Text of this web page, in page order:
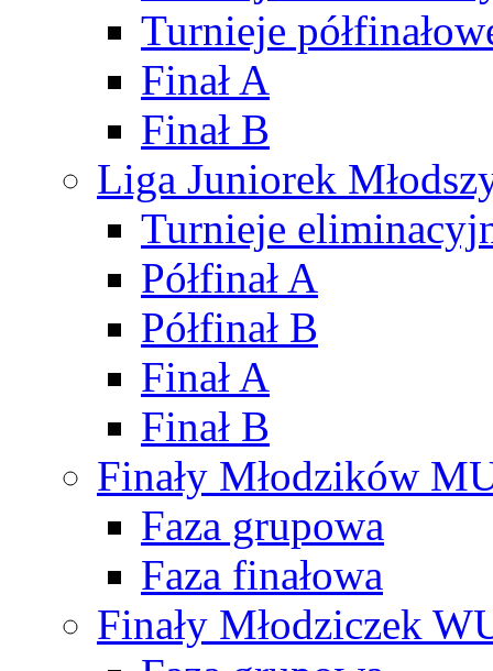
Turnieje
Finał A
Finał B
Liga Juniorek
Turnieje
Półfinał A
Półfinał B
Finał A
Finał B
Finały Młodzików
Faza grupowa
Faza finałowa
Finały Młodziczek